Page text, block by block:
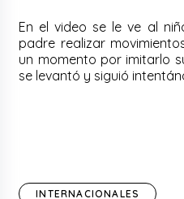
En el video se le ve al
padre realizar
un momento por imitarlo
se levantó y siguió
INTERNACIONALES